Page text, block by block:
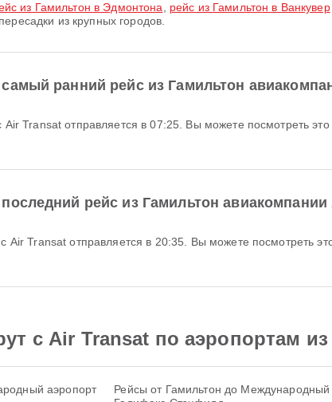
из Гамильтон в Эдмонтона рейс из Гамильтон в Ванкувер
из крупных городов.
ранний рейс из Гамильтон
рейс из Гамильтон
с Air Transat по аэропортам из
аэропорт
Рейсы от Гамильтон до Международный